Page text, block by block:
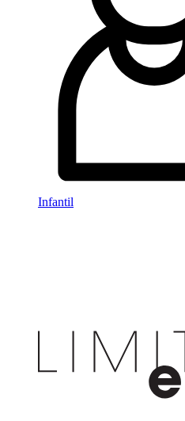
Infantil